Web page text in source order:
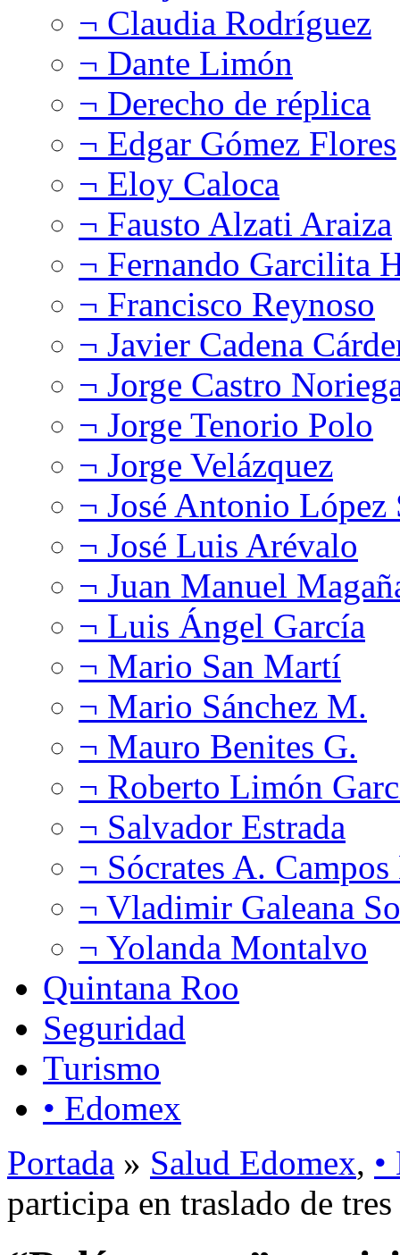
¬ Claudia Rodríguez
¬ Dante Limón
¬ Derecho de réplica
¬ Edgar Gómez Flores
¬ Eloy Caloca
¬ Fausto Alzati Araiza
¬ Fernando Garcilita
¬ Francisco Reynoso
¬ Javier Cadena
¬ Jorge Castro
¬ Jorge Tenorio Polo
¬ Jorge Velázquez
¬ José Antonio López
¬ José Luis Arévalo
¬ Juan Manuel
¬ Luis Ángel García
¬ Mario San Martí
¬ Mario Sánchez M.
¬ Mauro Benites G.
¬ Roberto Limón
¬ Salvador Estrada
¬ Sócrates A.
¬ Vladimir Galeana
¬ Yolanda Montalvo
Quintana Roo
Seguridad
Turismo
• Edomex
Portada » Salud Edomex, •
participa en traslado de